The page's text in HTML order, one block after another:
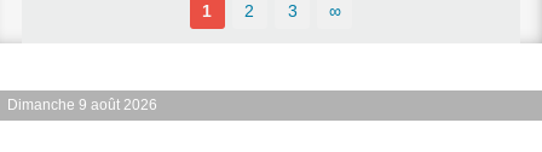
1 2 3 ∞
Dimanche 9 août 2026